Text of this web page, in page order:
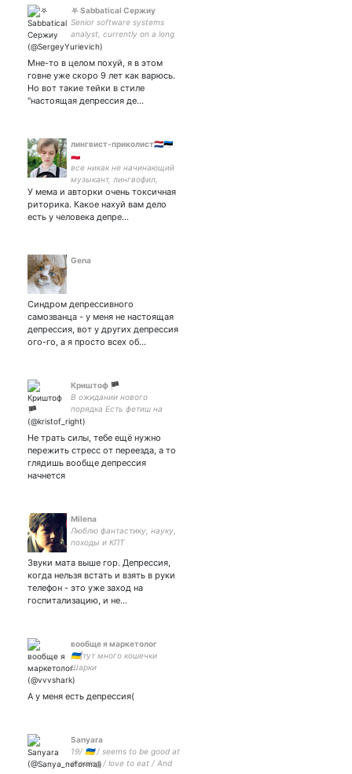
⛧ Sabbatical Сержиу
Senior software systems
analyst, currently on a long
vacation ⛧TST. Speaking:
Português All your base are
belong to me
Мне-то в целом похуй, я в этом
говне уже скоро 9 лет как варюсь.
Но вот такие тейки в стиле
"настоящая депрессия де…
лингвист-приколист🇳🇱🇪🇪
🇵🇱
все никак не начинающий
музыкант, лингвофил,
тактильный котик учу
нидерландский 🇳🇱 🇩🇪🇫🇷
когда-нибудь доучу 🇪🇪🇵🇱
У мема и авторки очень токсичная
риторика. Какое нахуй вам дело
есть у человека депре…
Gena
Синдром депрессивного
самозванца - у меня не настоящая
депрессия, вот у других депрессия
ого-го, а я просто всех об…
Криштоф 🏴
В ожидании нового
порядка Есть фетиш на
солярные символы, а у
тебя? When unjustice
becomes law, resistance
becomes duty.
Не трать силы, тебе ещё нужно
пережить стресс от переезда, а то
глядишь вообще депрессия
начнется
Milena
Люблю фантастику, науку,
походы и КПТ
Звуки мата выше гор. Депрессия,
когда нельзя встать и взять в руки
телефон - это уже заход на
госпитализацию, и не…
вообще я маркетолог
🇺🇦|тут много кошечки
Шарки
А у меня есть депрессия(
Sanyara
19/ 🇺🇦 / seems to be good at
drawing / love to eat / And